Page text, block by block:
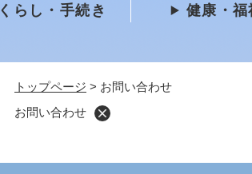
くらし・手続き 健康・福
トップページ > お問い合わせ
お問い合わせ